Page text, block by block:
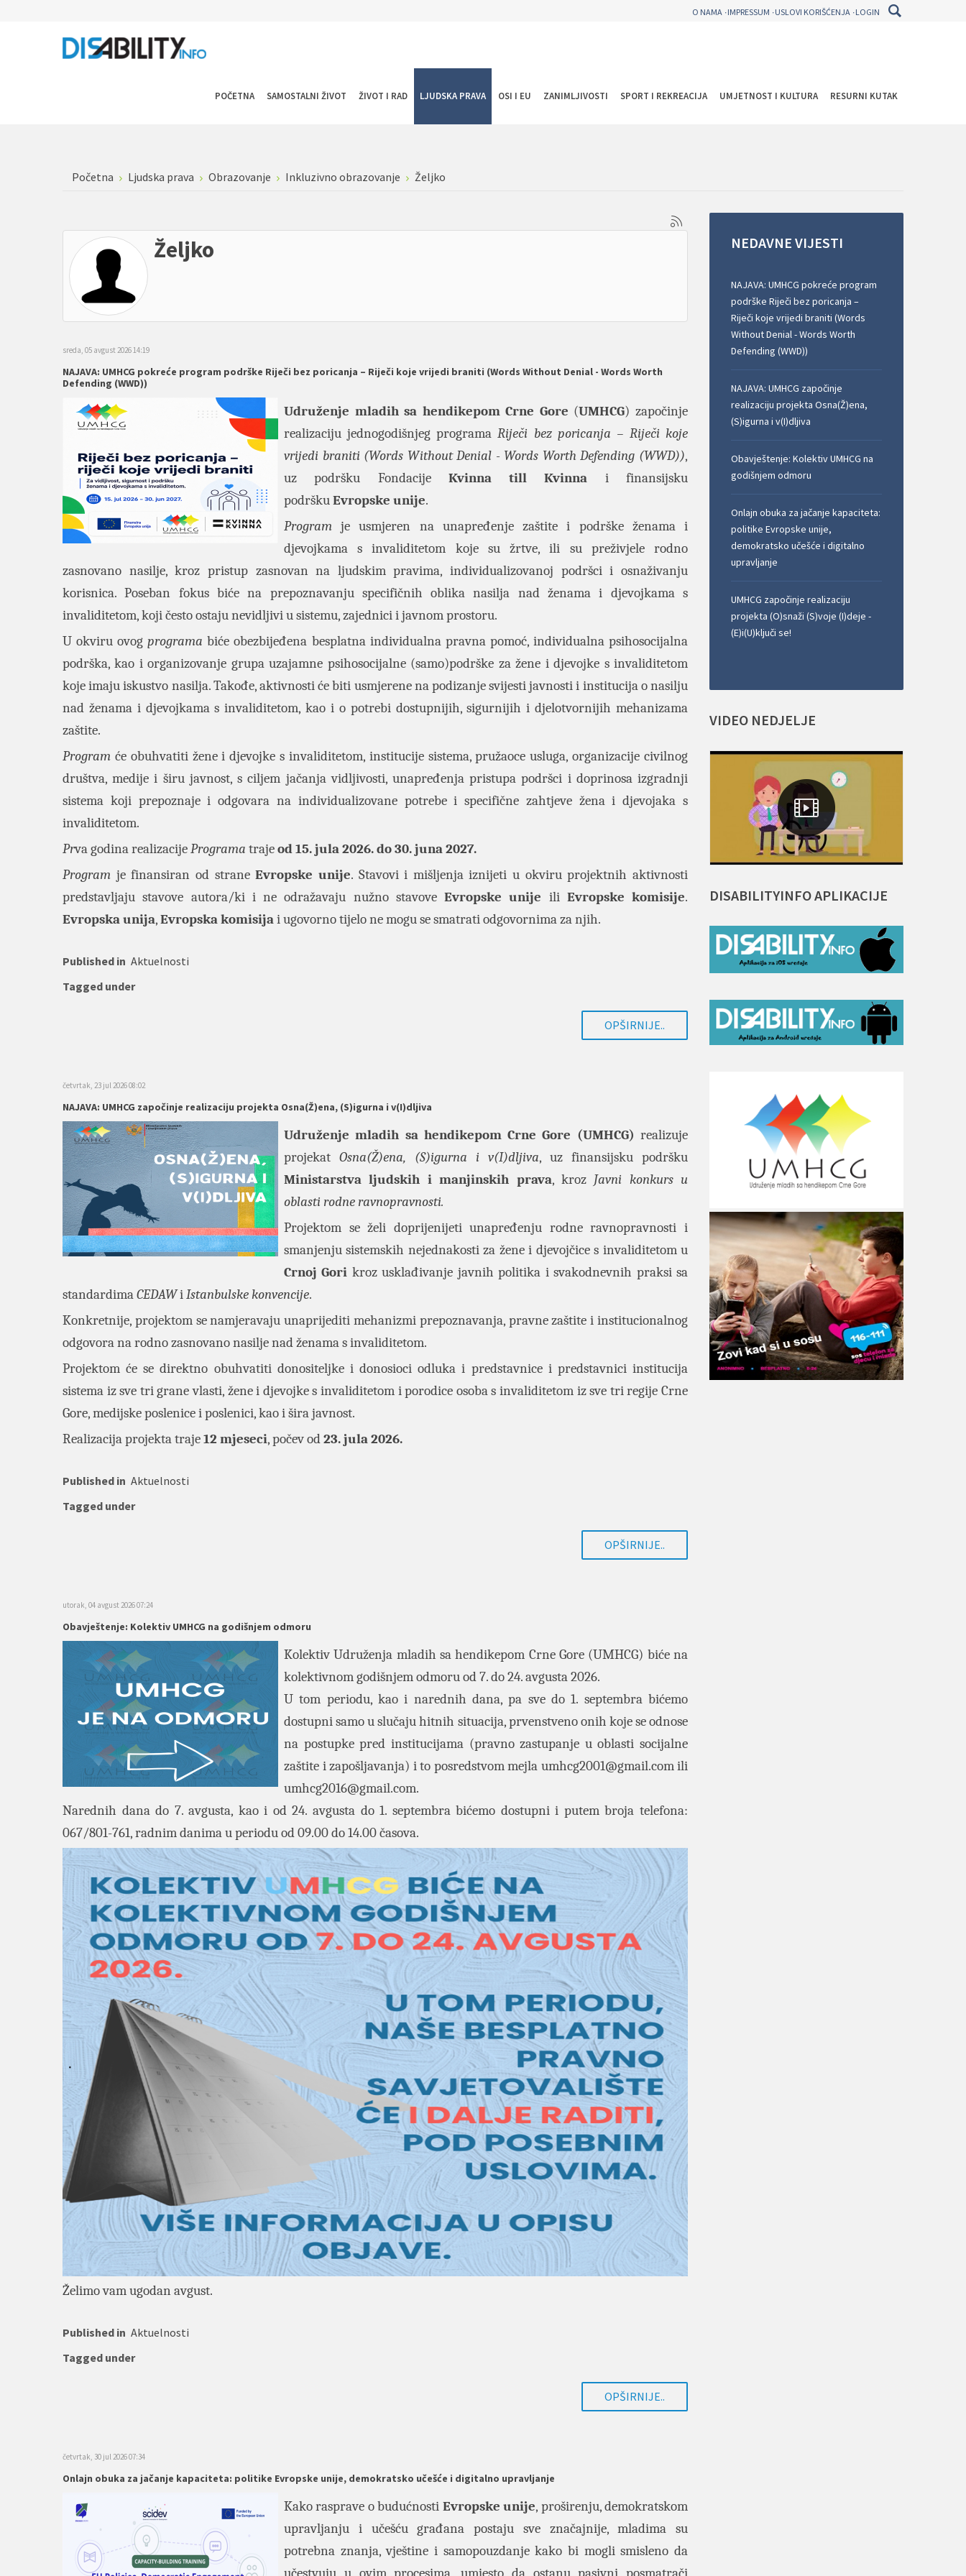
O NAMA IMPRESSUM USLOVI KORIŠĆENJA LOGIN
POČETNA SAMOSTALNI ŽIVOT ŽIVOT I RAD LJUDSKA PRAVA OSI I EU ZANIMLJIVOSTI SPORT I REKREACIJA UMJETNOST I KULTURA RESURNI KUTAK
Početna Ljudska prava Obrazovanje Inkluzivno obrazovanje Željko
Željko
sreda, 05 avgust 2026 14:19
NAJAVA: UMHCG pokreće program podrške Riječi bez poricanja – Riječi koje vrijedi braniti (Words Without Denial - Words Worth
Defending (WWD))
Udruženje mladih sa hendikepom Crne Gore (UMHCG) započinje
realizaciju jednogodišnjeg programaRiječi bez poricanja – Riječi koje
vrijedi braniti (Words Without Denial - Words Worth Defending (WWD)),
uz podršku Fondacije Kvinna till Kvinna i finansijsku
podrškuEvropske unije.
Program je usmjeren na unapređenje zaštite i podrške ženama i
djevojkama s invaliditetom koje su žrtve, ili su preživjele rodno
zasnovano nasilje, kroz pristup zasnovan na ljudskim pravima, individualizovanoj podršci i osnaživanju
korisnica. Poseban fokus biće na prepoznavanju specifičnih oblika nasilja nad ženama i djevojkama s
invaliditetom, koji često ostaju nevidljivi u sistemu, zajednici i javnom prostoru.
U okviru ovogprograma biće obezbijeđena besplatna individualna pravna pomoć, individualna psihosocijalna
podrška, kao i organizovanje grupa uzajamne psihosocijalne (samo)podrške za žene i djevojke s invaliditetom
koje imaju iskustvo nasilja. Takođe, aktivnosti će biti usmjerene na podizanje svijesti javnosti i institucija o nasilju
nad ženama i djevojkama s invaliditetom, kao i o potrebi dostupnijih, sigurnijih i djelotvornijih mehanizama
zaštite.
Program će obuhvatiti žene i djevojke s invaliditetom, institucije sistema, pružaoce usluga, organizacije civilnog
društva, medije i širu javnost, s ciljem jačanja vidljivosti, unapređenja pristupa podršci i doprinosa izgradnji
sistema koji prepoznaje i odgovara na individualizovane potrebe i specifične zahtjeve žena i djevojaka s
invaliditetom.
Prva godina realizacijePrograma trajeod15. jula 2026. do 30. juna 2027.
Program je finansiran od straneEvropske unije. Stavovi i mišljenja iznijeti u okviru projektnih aktivnosti
predstavljaju stavove autora/ki i ne odražavaju nužno stavove Evropske unije ili Evropske komisije.
Evropska unija,Evropska komisijai ugovorno tijelo ne mogu se smatrati odgovornima za njih.
Published in Aktuelnosti
Tagged under
OPŠIRNIJE..
četvrtak, 23 jul 2026 08:02
NAJAVA: UMHCG započinje realizaciju projekta Osna(Ž)ena, (S)igurna i v(I)dljiva
Udruženje mladih sa hendikepom Crne Gore (UMHCG) realizuje
projekat Osna(Ž)ena, (S)igurna i v(I)dljiva, uz finansijsku podršku
Ministarstva ljudskih i manjinskih prava, kroz Javni konkurs u
oblasti rodne ravnopravnosti.
Projektom se želi doprijenijeti unapređenju rodne ravnopravnosti i
smanjenju sistemskih nejednakosti za žene i djevojčice s invaliditetom u
Crnoj Gori kroz usklađivanje javnih politika i svakodnevnih praksi sa
standardimaCEDAWiIstanbulske konvencije.
Konkretnije, projektom se namjeravaju unaprijediti mehanizmi prepoznavanja, pravne zaštite i institucionalnog
odgovora na rodno zasnovano nasilje nad ženama s invaliditetom.
Projektom će se direktno obuhvatiti donositeljke i donosioci odluka i predstavnice i predstavnici institucija
sistema iz sve tri grane vlasti, žene i djevojke s invaliditetom i porodice osoba s invaliditetom iz sve tri regije Crne
Gore, medijske poslenice i poslenici, kao i šira javnost.
Realizacija projekta traje12 mjeseci, počev od23. jula 2026.
Published in Aktuelnosti
Tagged under
OPŠIRNIJE..
utorak, 04 avgust 2026 07:24
Obavještenje: Kolektiv UMHCG na godišnjem odmoru
Kolektiv Udruženja mladih sa hendikepom Crne Gore (UMHCG) biće na
kolektivnom godišnjem odmoru od 7. do 24. avgusta 2026.
U tom periodu, kao i narednih dana, pa sve do 1. septembra bićemo
dostupni samo u slučaju hitnih situacija, prvenstveno onih koje se odnose
na postupke pred institucijama (pravno zastupanje u oblasti socijalne
zaštite i zapošljavanja) i to posredstvom mejla umhcg2001@gmail.comili
umhcg2016@gmail.com.
Narednih dana do 7. avgusta, kao i od 24. avgusta do 1. septembra bićemo dostupni i putem broja telefona:
067/801-761, radnim danima u periodu od 09.00 do 14.00 časova.
Želimo vam ugodan avgust.
Published in Aktuelnosti
Tagged under
OPŠIRNIJE..
četvrtak, 30 jul 2026 07:34
Onlajn obuka za jačanje kapaciteta: politike Evropske unije, demokratsko učešće i digitalno upravljanje
Kako rasprave o budućnosti Evropske unije, proširenju, demokratskom
upravljanju i učešću građana postaju sve značajnije, mladima su
potrebna znanja, vještine i samopouzdanje kako bi mogli smisleno da
NEDAVNE VIJESTI
NAJAVA: UMHCG pokreće program
podrške Riječi bez poricanja –
Riječi koje vrijedi braniti (Words
Without Denial - Words Worth
Defending (WWD))
NAJAVA: UMHCG započinje
realizaciju projekta Osna(Ž)ena,
(S)igurna i v(I)dljiva
Obavještenje: Kolektiv UMHCG na
godišnjem odmoru
Onlajn obuka za jačanje kapaciteta:
politike Evropske unije,
demokratsko učešće i digitalno
upravljanje
UMHCG započinje realizaciju
projekta (O)snaži (S)voje (I)deje -
(E)i(U)ključi se!
VIDEO NEDJELJE
DISABILITYINFOAPLIKACIJE